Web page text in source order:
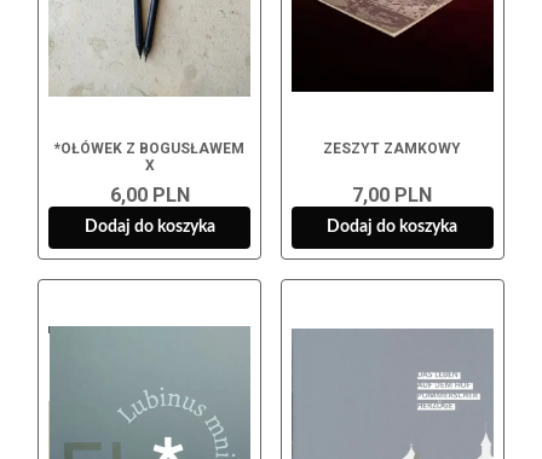
*OŁÓWEK Z BOGUSŁAWEM
X
6,00 PLN
Dodaj do koszyka
ZESZYT ZAMKOWY
7,00 PLN
Dodaj do koszyka